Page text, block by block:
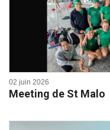
02 juin 2026
Meeting de St Malo